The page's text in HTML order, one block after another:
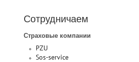
Сотрудничаем
Страховые компании
PZU
Sos-service